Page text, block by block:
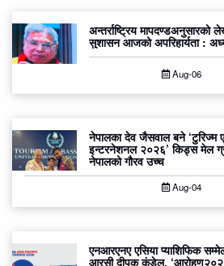
अन्तर्राष्ट्रिय मापदण्डअनुसारको
सुशासन आजको अपरिहार्यता :
Aug-06
नेपालका देव जैसवाल बने ‘टुरिज्म
इन्टरनेशनल २०२६’ किड्स मेल
नेपालको गौरव उच्च
Aug-04
एनआरएनए एसिया प्याशिफिक
आरसी दीपक कंडेल,